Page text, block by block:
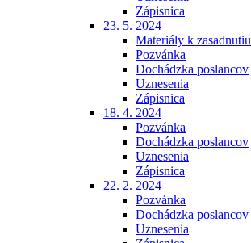
Zápisnica
23. 5. 2024
Materiály k zasadnutiu
Pozvánka
Dochádzka poslancov
Uznesenia
Zápisnica
18. 4. 2024
Pozvánka
Dochádzka poslancov
Uznesenia
Zápisnica
22. 2. 2024
Pozvánka
Dochádzka poslancov
Uznesenia